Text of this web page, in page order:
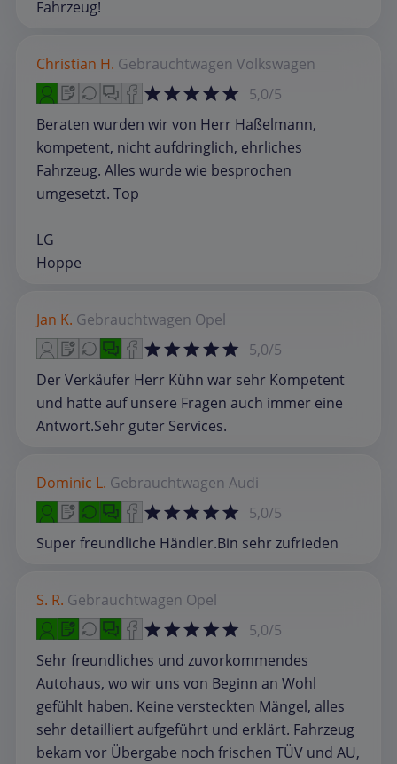
Fahrzeug!
Christian H. Gebrauchtwagen Volkswagen
5,0/5
Beraten wurden wir von Herr Haßelmann,
kompetent, nicht aufdringlich, ehrliches
Fahrzeug. Alles wurde wie besprochen
umgesetzt. Top
LG
Hoppe
Jan K. Gebrauchtwagen Opel
5,0/5
Der Verkäufer Herr Kühn war sehr Kompetent
und hatte auf unsere Fragen auch immer eine
Antwort.Sehr guter Services.
Dominic L. Gebrauchtwagen Audi
5,0/5
Super freundliche Händler.Bin sehr zufrieden
S. R. Gebrauchtwagen Opel
5,0/5
Sehr freundliches und zuvorkommendes
Autohaus, wo wir uns von Beginn an Wohl
gefühlt haben. Keine versteckten Mängel, alles
sehr detailliert aufgeführt und erklärt. Fahrzeug
bekam vor Übergabe noch frischen TÜV und AU,